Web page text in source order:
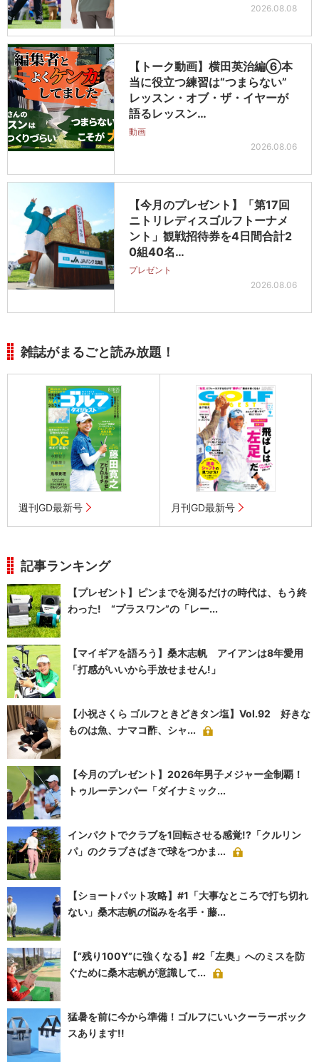
2026.08.08
【トーク動画】横田英治編⑥本
当に役立つ練習は“つまらない”
レッスン・オブ・ザ・イヤーが
語るレッスン…
動画
2026.08.06
【今月のプレゼント】「第17回
ニトリレディスゴルフトーナメ
ント」観戦招待券を4日間合計2
0組40名…
プレゼント
2026.08.06
雑誌がまるごと読み放題！
週刊GD最新号 月刊GD最新号
記事ランキング
【プレゼント】ピンまでを測るだけの時代は、もう終
わった! “プラスワン”の「レー...
【マイギアを語ろう】桑木志帆 アイアンは8年愛用
「打感がいいから手放せません!」
【小祝さくら ゴルフときどきタン塩】Vol.92 好きな
ものは魚、ナマコ酢、シャ...
【今月のプレゼント】2026年男子メジャー全制覇！
トゥルーテンパー「ダイナミック...
インパクトでクラブを1回転させる感覚!?「クルリン
パ」のクラブさばきで球をつかま...
【ショートパット攻略】#1「大事なところで打ち切れ
ない」桑木志帆の悩みを名手・藤...
【“残り100Y”に強くなる】#2「左奥」へのミスを防
ぐために桑木志帆が意識して...
猛暑を前に今から準備！ゴルフにいいクーラーボック
スあります!!